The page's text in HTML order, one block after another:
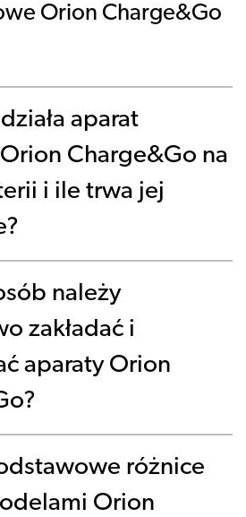
Orion Charge&Go
działa aparat
Charge&Go na
i ile trwa jej
należy
zakładać i
aparaty Orion
różnice
Orion